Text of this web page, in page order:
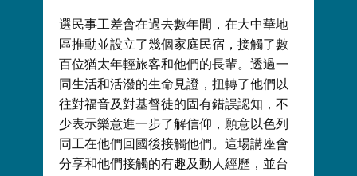
選民事工差會在過去數年間，在大中華地
區推動並設立了幾個家庭民宿，接觸了數
百位猶太年輕旅客和他們的長輩。透過一
同生活和活潑的生命見證，扭轉了他們以
往對福音及對基督徒的固有錯誤認知，不
少表示樂意進一步了解信仰，願意以色列
同工在他們回國後接觸他們。這場講座會
分享和他們接觸的有趣及動人經歷，並台